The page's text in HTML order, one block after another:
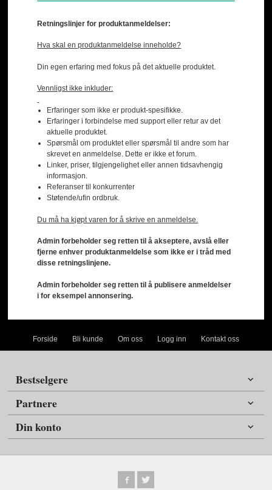
Retningslinjer for produktanmeldelser:
Hva skal en produktanmeldelse inneholde?
Din egen erfaring med fokus på det aktuelle produktet.
Vennligst ikke inkluder:
Erfaringer som ikke er produkt-spesifikke.
Erfaringer i forbindelse med support eller retur av det
aktuelle produktet.
Spørsmål om produktet eller spørsmål til andre som har
skrevet en anmeldelse. Dette er ikke et forum.
Linker, priser, tilgjengelighet eller annen tidsavhengig
informasjon.
Referanser til konkurrenter
Støtende/ufin ordbruk.
Du må ha kjøpt varen for å skrive en anmeldelse.
Admin forbeholder seg retten til å akseptere, avslå eller
fjerne enhver produktanmeldelse som ikke er i tråd med
disse retningslinjene.
Admin forbeholder seg retten til å publisere anmeldelser
i for eksempel annonsering.
Forside Bli kunde Om oss Logg inn Kontakt oss
Bestselgere
Partnere
Din konto